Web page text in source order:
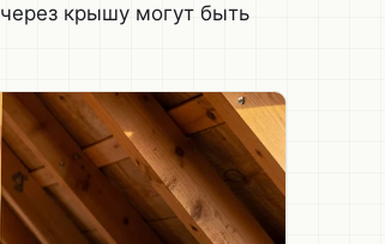
крышу могут быть